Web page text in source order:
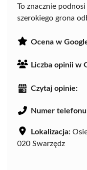
To znacznie
szerokiego grona
Ocena w
Liczba opinii w
Czytaj opinie:
Numer
Lokalizacja:
020 Swarzędz